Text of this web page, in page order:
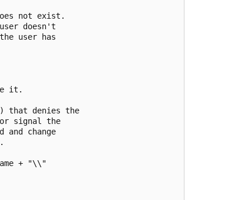
not exist.
doesn't
user has
it.
that denies the
signal the
and change
+ "\\"